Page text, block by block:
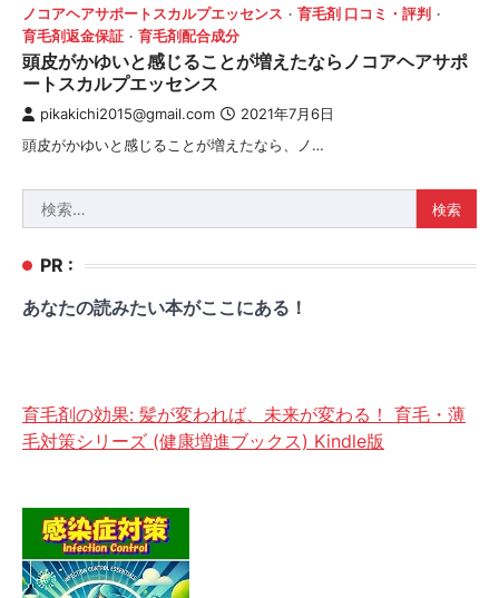
ノコアヘアサポートスカルプエッセンス
育毛剤 口コミ・評判
育毛剤返金保証
育毛剤配合成分
頭皮がかゆいと感じることが増えたならノコアヘアサポ
ートスカルプエッセンス
pikakichi2015@gmail.com 2021年7月6日
頭皮がかゆいと感じることが増えたなら、ノ…
索:
PR :
あなたの読みたい本がここにある！
育毛剤の効果: 髪が変われば、未来が変わる！ 育毛・薄
毛対策シリーズ (健康増進ブックス) Kindle版